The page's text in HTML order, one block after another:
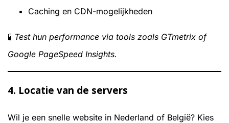
Caching en CDN-mogelijkheden
🧪 Test hun performance via tools zoals GTmetrix of
Google PageSpeed Insights.
4. Locatie van de servers
Wil je een snelle website in Nederland of België? Kies